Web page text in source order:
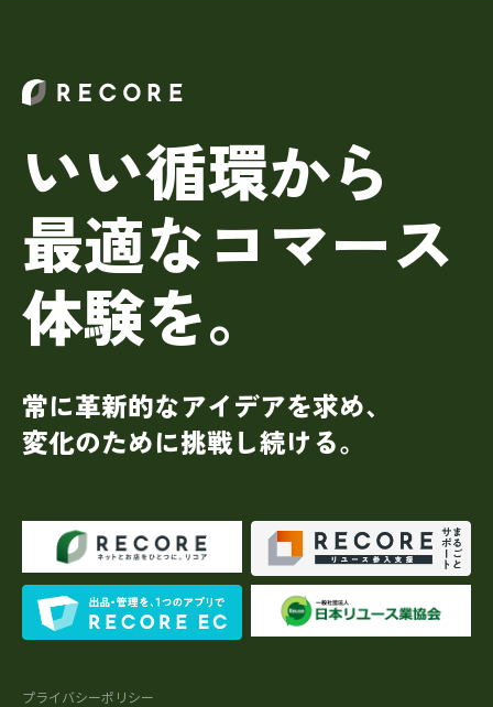
いい循環から
最適なコマース
体験を。
常に革新的なアイデアを求め、
変化のために挑戦し続ける。
プライバシーポリシー